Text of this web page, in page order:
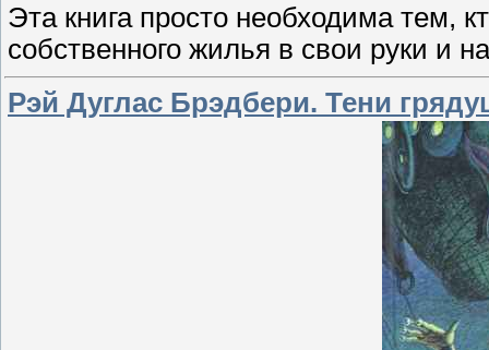
Эта книга просто необходима тем,
собственного жилья в свои руки и
Рэй Дуглас Брэдбери. Тени